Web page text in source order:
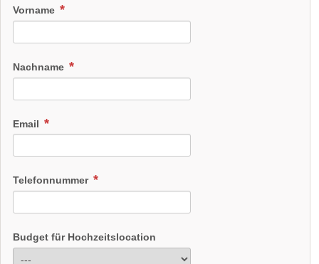
Vorname
Nachname
Email
Telefonnummer
Budget für Hochzeitslocation